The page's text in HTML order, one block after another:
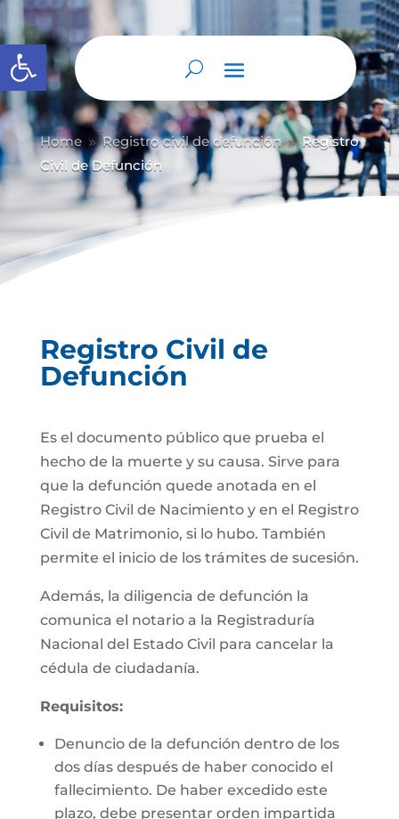
Abrir barra de herramientas
Home 9 Registro civil de defunción 9 Registro
Civil de Defunción
Registro Civil de
Defunción
Es el documento público que prueba el
hecho de la muerte y su causa. Sirve para
que la defunción quede anotada en el
Registro Civil de Nacimiento y en el Registro
Civil de Matrimonio, si lo hubo. También
permite el inicio de los trámites de sucesión.
Además, la diligencia de defunción la
comunica el notario a la Registraduría
Nacional del Estado Civil para cancelar la
cédula de ciudadanía.
Requisitos:
Denuncio de la defunción dentro de los
dos días después de haber conocido el
fallecimiento. De haber excedido este
plazo, debe presentar orden impartida